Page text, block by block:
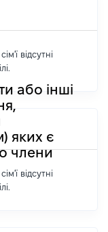
відсутні
або інші
яких є
члени
відсутні